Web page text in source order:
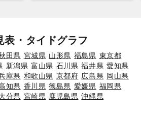
表・タイドグラフ
田県 宮城県 山形県 福島県 東京都
新潟県 富山県 石川県 福井県 愛知県
庫県 和歌山県 京都府 広島県 岡山県
知県 香川県 徳島県 愛媛県 福岡県
分県 宮崎県 鹿児島県 沖縄県